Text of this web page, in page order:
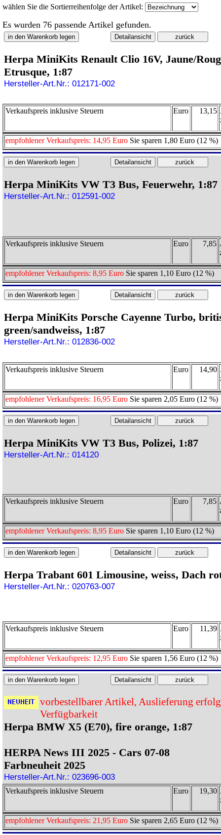
wählen Sie die Sortierreihenfolge der Artikel:
Es wurden 76 passende Artikel gefunden.
Herpa MiniKits Renault Clio 16V, Jaune/
Etrusque, 1:87
Hersteller-Art.Nr.: 012171-002
Verkaufspreis inklusive Steuern Euro 13,15
empfohlener Verkaufspreis: 14,95 Euro Sie sparen 1,80 Euro (12 %)
Herpa MiniKits VW T3 Bus, Feuerwehr, 1:87
Hersteller-Art.Nr.: 012591-002
Verkaufspreis inklusive Steuern Euro 7,85
empfohlener Verkaufspreis: 8,95 Euro Sie sparen 1,10 Euro (12 %)
Herpa MiniKits Porsche Cayenne Turbo,
green/sandweiss, 1:87
Hersteller-Art.Nr.: 012836-002
Verkaufspreis inklusive Steuern Euro 14,90
empfohlener Verkaufspreis: 16,95 Euro Sie sparen 2,05 Euro (12 %)
Herpa MiniKits VW T3 Bus, Polizei, 1:87
Hersteller-Art.Nr.: 014120
Verkaufspreis inklusive Steuern Euro 7,85
empfohlener Verkaufspreis: 8,95 Euro Sie sparen 1,10 Euro (12 %)
Herpa Trabant 601 Limousine, weiss, Dach
Hersteller-Art.Nr.: 020763-007
Verkaufspreis inklusive Steuern Euro 11,39
empfohlener Verkaufspreis: 12,95 Euro Sie sparen 1,56 Euro (12 %)
vorbestellbarer Artikel, Auslieferung
Verfügbarkeit
Herpa BMW X5 (E70), fire orange, 1:87
HERPA News III 2025 - Cars 07-08
Farbneuheit 2025
Hersteller-Art.Nr.: 023696-003
Verkaufspreis inklusive Steuern Euro 19,30
empfohlener Verkaufspreis: 21,95 Euro Sie sparen 2,65 Euro (12 %)